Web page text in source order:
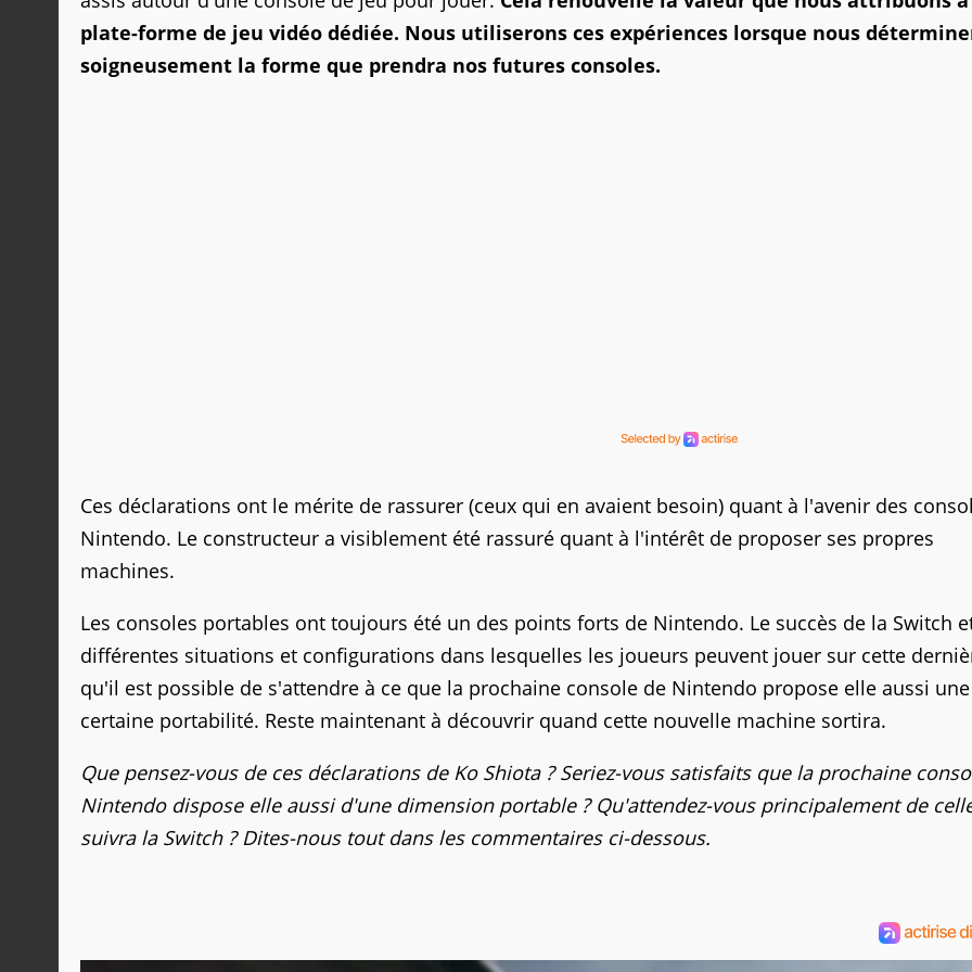
plate-forme de jeu vidéo dédiée. Nous utiliserons ces expériences lorsque nous
soigneusement la forme que prendra nos futures consoles.
Ces déclarations ont le mérite de rassurer (ceux qui en avaient besoin) quant à l'avenir des
Nintendo. Le constructeur a visiblement été rassuré quant à l'intérêt de proposer ses propres
machines.
Les consoles portables ont toujours été un des points forts de Nintendo. Le succès de la Switch
différentes situations et configurations dans lesquelles les joueurs peuvent jouer sur cette
qu'il est possible de s'attendre à ce que la prochaine console de Nintendo propose elle aussi une
certaine portabilité. Reste maintenant à découvrir quand cette nouvelle machine sortira.
Que pensez-vous de ces déclarations de Ko Shiota ? Seriez-vous satisfaits que la prochaine
Nintendo dispose elle aussi d'une dimension portable ? Qu'attendez-vous principalement de
suivra la Switch ? Dites-nous tout dans les commentaires ci-dessous.